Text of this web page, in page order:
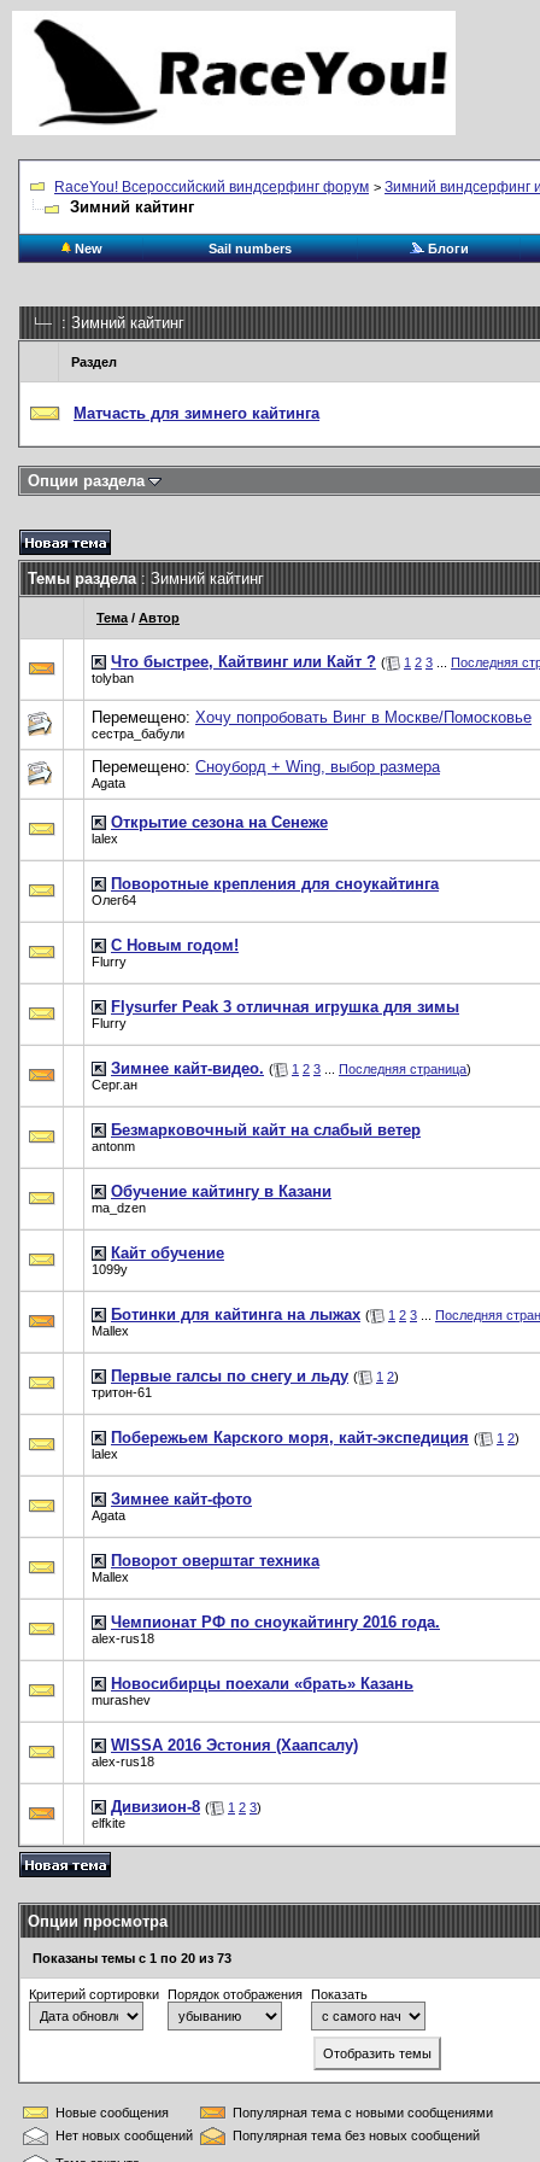
RaceYou! Всероссийский виндсерфинг форум > Зимний виндсерфинг
Зимний кайтинг
New Sail numbers Блоги
: Зимний кайтинг
Раздел
Матчасть для зимнего кайтинга
Опции раздела
Темы раздела: Зимний кайтинг
Тема / Автор
Что быстрее, Кайтвинг или Кайт ? ( 1 2 3 Последняя
tolyban
Перемещено: Хочу попробовать Винг в Москве/Помосковье
сестра_бабули
Перемещено: Сноуборд + Wing, выбор размера
Agata
Открытие сезона на Сенеже
lalex
Поворотные крепления для сноукайтинга
Олег64
С Новым годом!
Flurry
Flysurfer Peak 3 отличная игрушка для зимы
Flurry
Зимнее кайт-видео. ( 1 2 3 Последняя страница)
Серг.ан
Безмарковочный кайт на слабый ветер
antonm
Обучение кайтингу в Казани
ma_dzen
Кайт обучение
1099y
Ботинки для кайтинга на лыжах ( 1 2 3 Последняя
Mallex
Первые галсы по снегу и льду ( 1 2)
тритон-61
Побережьем Карского моря, кайт-экспедиция ( 1 2)
lalex
Зимнее кайт-фото
Agata
Поворот оверштаг техника
Mallex
Чемпионат РФ по сноукайтингу 2016 года.
alex-rus18
Новосибирцы поехали «брать» Казань
murashev
WISSA 2016 Эстония (Хаапсалу)
alex-rus18
Дивизион-8 ( 1 2 3)
elfkite
Опции просмотра
Показаны темы с 1 по 20 из 73
Критерий сортировки Порядок отображения Показать
Новые сообщения
Популярная тема с новыми сообщениями
Нет новых сообщений
Популярная тема без новых сообщений